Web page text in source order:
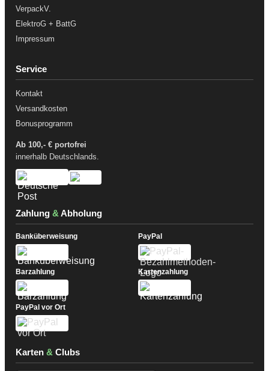
VerpackV.
ElektroG + BattG
Impressum
Service
Kontakt
Versandkosten
Bonusprogramm
Ab 100,- € portofrei
innerhalb Deutschlands.
Zahlung &Abholung
Banküberweisung PayPal
Barzahlung Kartenzahlung
PayPal vor Ort
Karten & Clubs